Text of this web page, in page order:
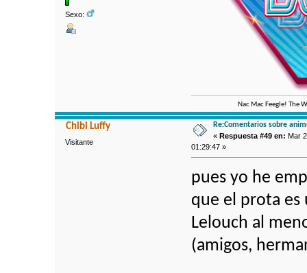
Sexo:
Nac Mac Feegle! The
Chibi Luffy
Visitante
Re:Comentarios sobre
«Respuesta #49 en: Mar
01:29:47 »
pues yo he
que el prota es
Lelouch al
(amigos,